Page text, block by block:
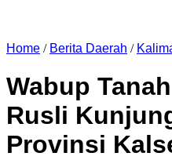
Home / Berita Daerah /
Wabup
Rusli
Provinsi